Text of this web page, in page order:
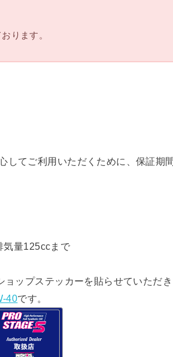
ります。
してご利用いただくために、保証期
量125ccまで
ップステッカーを貼らせていただき
40です。